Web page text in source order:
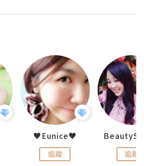
♥Eunice♥
追蹤 追蹤